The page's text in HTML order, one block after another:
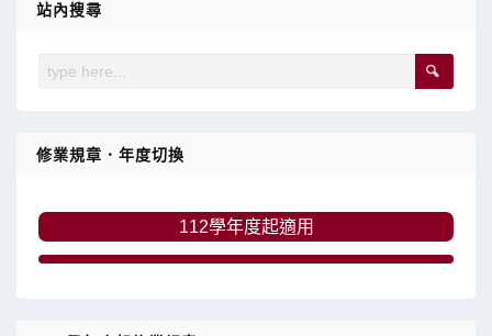
站內搜尋
修業規章．年度切換
112學年度起適用